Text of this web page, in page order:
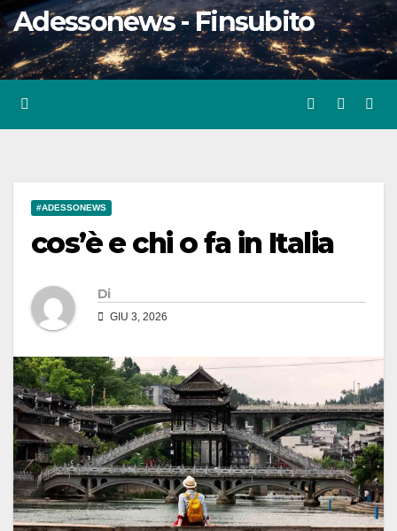
Adessonews - Finsubito
#ADESSONEWS
cos’è e chi o fa in Italia
Di
GIU 3, 2026